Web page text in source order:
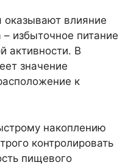
оказывают влияние
избыточное питание
активности. В
значение
к
накоплению
контролировать
пищевого